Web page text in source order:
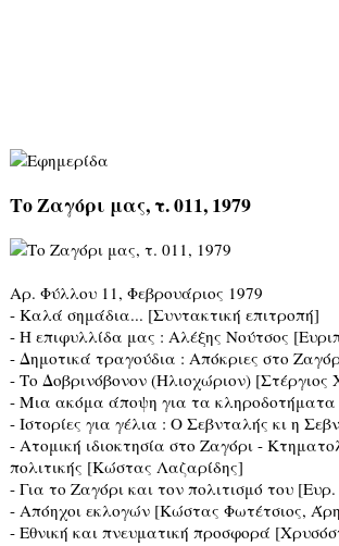
Το Ζαγόρι μας, τ. 011, 1979
Αρ. Φύλλου 11, Φεβρουάριος 1979
- Καλά σημάδια... [Συντακτική επιτροπή]
- Η επιφυλλίδα μας : Αλέξης Νούτσος
- Δημοτικά τραγούδια : Απόκριες στο
- Το Δοβρινόβονον (Ηλιοχώριον)
- Μια ακόμα άποψη για τα
- Ιστορίες για γέλια : Ο Σεβνταλής κι η
- Ατομική ιδιοκτησία στο Ζαγόρι -
πολιτικής [Κώστας Λαζαρίδης]
- Για το Ζαγόρι και τον πολιτισμό του
- Απόηχοι εκλογών [Κώστας Φωτέτσιος,
- Εθνική και πνευματική προσφορά